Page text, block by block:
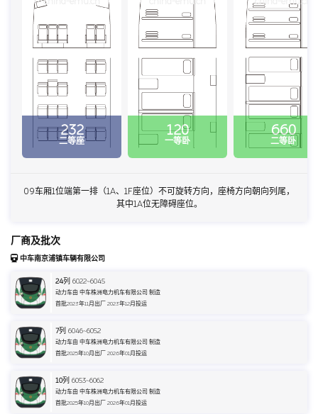
232
二等座
120
一等卧
660
二等卧
09车厢1位端第一排（1A、1F座位）不可旋转方向，座椅方向朝向列尾，
其中1A位无障碍座位。
厂商及批次
中车南京浦镇车辆有限公司
24列 6022~6045
动力车由 中车株洲电力机车有限公司 制造
首批2023年11月出厂 2023年12月投运
7列 6046~6052
动力车由 中车株洲电力机车有限公司 制造
首批2025年10月出厂 2026年01月投运
10列 6053~6062
动力车由 中车株洲电力机车有限公司 制造
首批2025年10月出厂 2026年01月投运